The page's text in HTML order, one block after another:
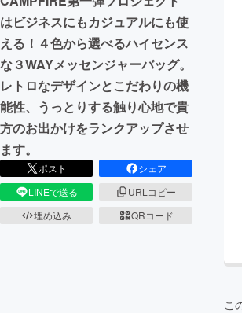
CAMPFIRE for Social Good
CAMPFIREふるさと納税machi-ya
はビジネスにもカジュアルにも使
える！４色から選べるハイセンス
な３WAYメッセンジャーバッグ。
レトロなデザインとこだわりの機
能性、うっとりする触り心地で貴
方のお出かけをランクアップさせ
ます。
ポスト
シェア
LINEで送る
URLコピー
埋め込み
QRコード
こ